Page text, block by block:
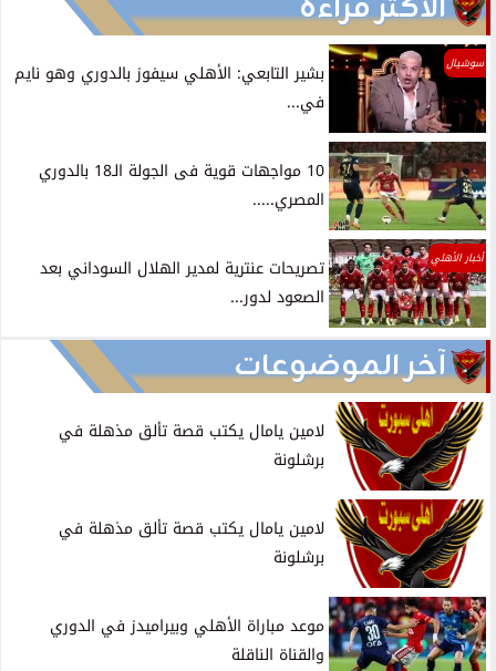
سوشيال
بشير التابعي: الأهلي سيفوز بالدوري وهو نايم
في...
10 مواجهات قوية فى الجولة الـ18 بالدوري
المصري.....
أخبار الأهلي
تصريحات عنترية لمدير الهلال السوداني بعد
الصعود لدور...
آخر الموضوعات
لامين يامال يكتب قصة تألق مذهلة في
برشلونة
لامين يامال يكتب قصة تألق مذهلة في
برشلونة
موعد مباراة الأهلي وبيراميدز في الدوري
والقناة الناقلة